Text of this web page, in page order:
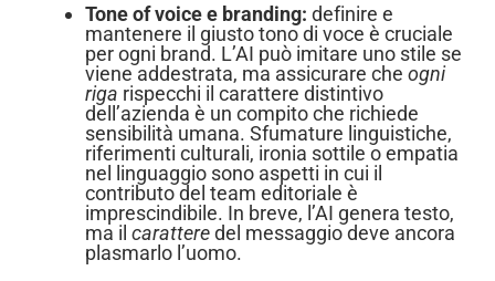
Tone of voice e branding: definire e
mantenere il giusto tono di voce è cruciale
per ogni brand. L’AI può imitare uno stile se
viene addestrata, ma assicurare che ogni
riga rispecchi il carattere distintivo
dell’azienda è un compito che richiede
sensibilità umana. Sfumature linguistiche,
riferimenti culturali, ironia sottile o empatia
nel linguaggio sono aspetti in cui il
contributo del team editoriale è
imprescindibile. In breve, l’AI genera testo,
ma il caratteredel messaggio deve ancora
plasmarlo l’uomo.